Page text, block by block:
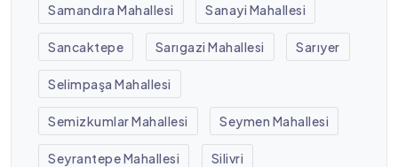
Samandıra Mahallesi Sanayi Mahallesi
Sancaktepe Sarıgazi Mahallesi Sarıyer
Selimpaşa Mahallesi
Semizkumlar Mahallesi Seymen Mahallesi
Seyrantepe Mahallesi Silivri